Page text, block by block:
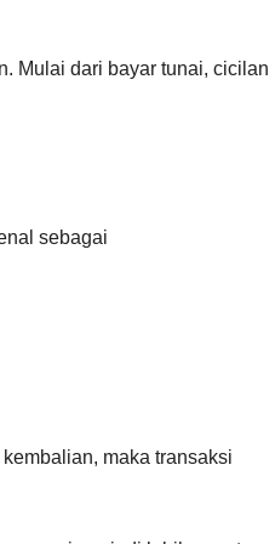
Mulai dari bayar tunai, cicilan
sebagai
maka transaksi